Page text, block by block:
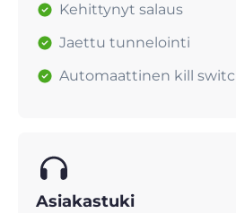
Kehittynyt salaus
Jaettu tunnelointi
Automaattinen kill
Asiakastuki